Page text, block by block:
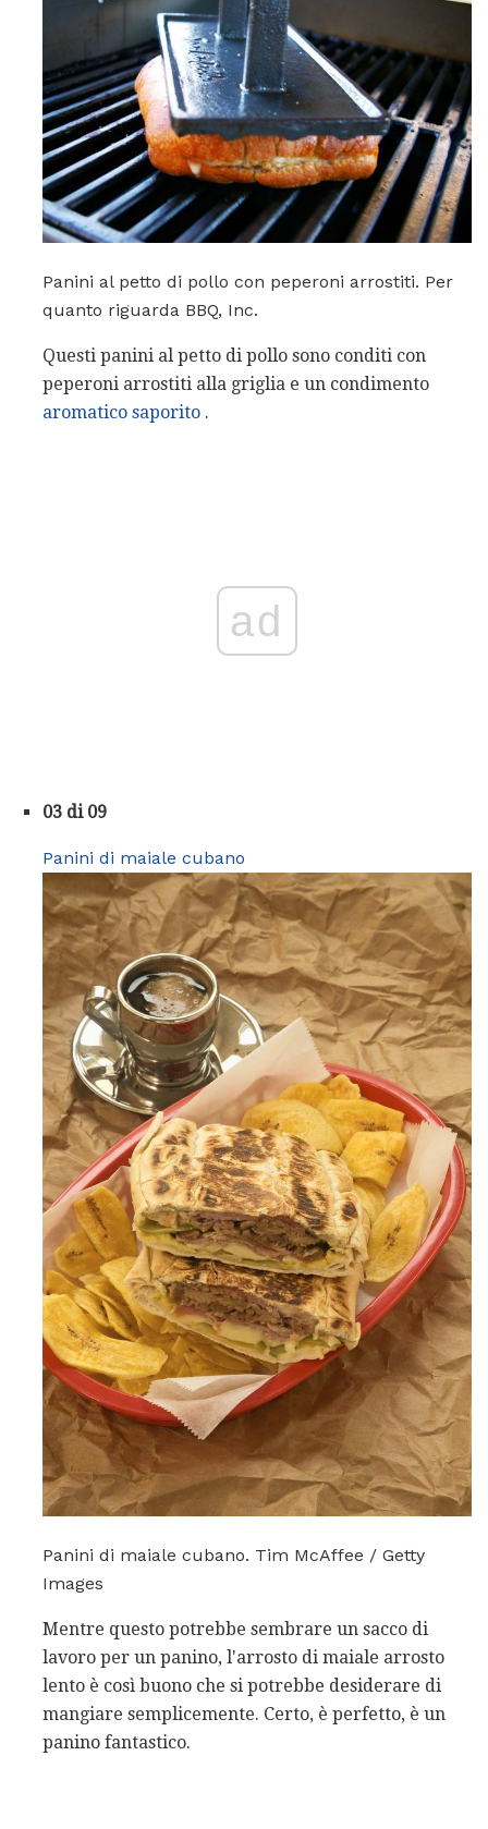
Panini al petto di pollo con peperoni arrostiti. Per
quanto riguarda BBQ, Inc.
Questi panini al petto di pollo sono conditi con
peperoni arrostiti alla griglia e un condimento
aromatico saporito .
ad
03 di 09
Panini di maiale cubano
Panini di maiale cubano. Tim McAffee / Getty
Images
Mentre questo potrebbe sembrare un sacco di
lavoro per un panino, l'arrosto di maiale arrosto
lento è così buono che si potrebbe desiderare di
mangiare semplicemente. Certo, è perfetto, è un
panino fantastico.